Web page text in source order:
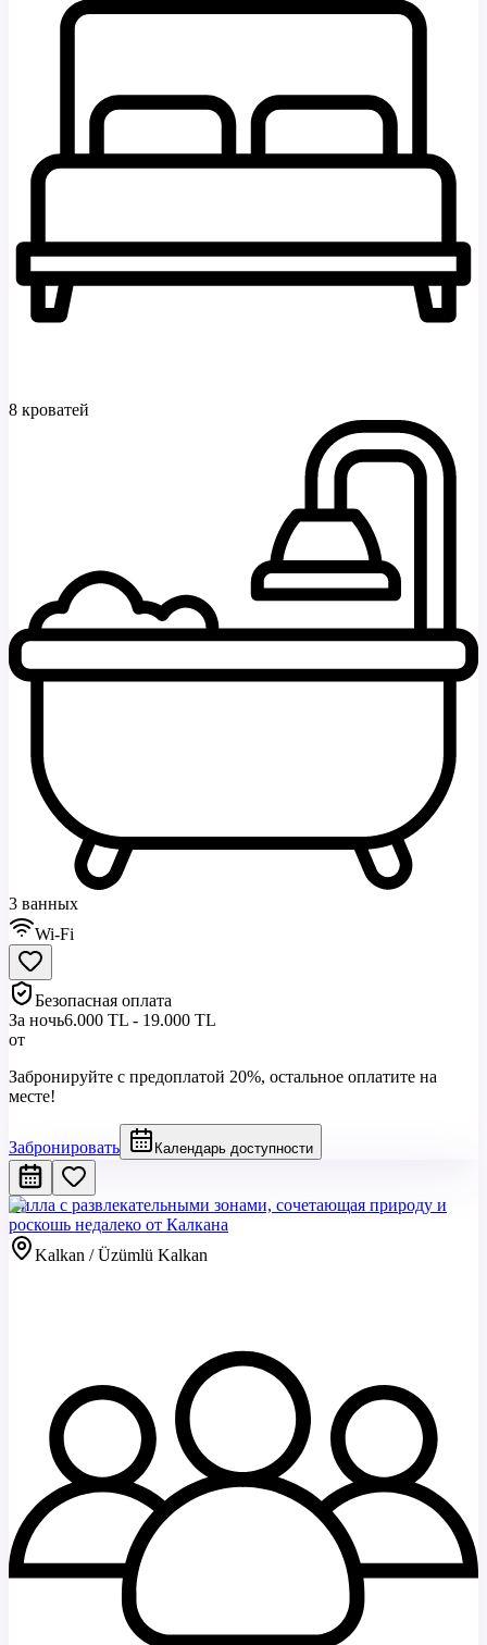
8 кроватей
3 ванных
Wi-Fi
Безопасная оплата
За ночь6.000 TL - 19.000 TL
от
Забронируйте с предоплатой 20%, остальное оплатите на
месте!
Забронировать Календарь доступности
Вилла с развлекательными зонами, сочетающая природу и
роскошь недалеко от Калкана
Kalkan / Üzümlü Kalkan